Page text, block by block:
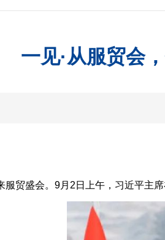
一见·从服贸会
盛会。9月2日上午，习近平主席